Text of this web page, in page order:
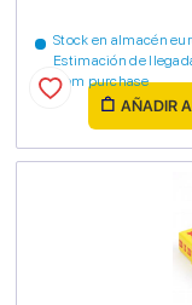
Stock en almacén
Estimación de
from purchase
AÑADIR